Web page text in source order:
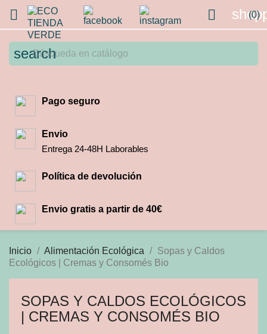
 (0)

search
Pago seguro
Envio
Entrega 24-48H Laborables
Política de devolución
Envio gratis a partir de 40€
Inicio Alimentación Ecológica
Sopas y Caldos
Ecológicos | Cremas y Consomés Bio
SOPAS Y CALDOS ECOLÓGICOS
| CREMAS Y CONSOMÉS BIO